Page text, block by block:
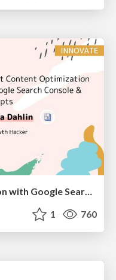
Efficient Content Optimization with Google Search Console & Apps Script
1 760